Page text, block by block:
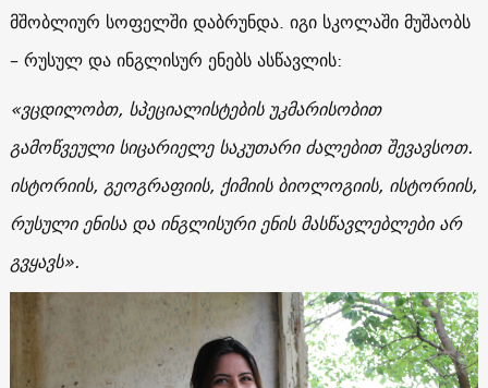
მშობლიურ სოფელში დაბრუნდა. იგი სკოლაში მუშაობს
– რუსულ და ინგლისურ ენებს ასწავლის:
«ვცდილობთ, სპეციალისტების უკმარისობით
გამოწვეული სიცარიელე საკუთარი ძალებით შევავსოთ.
ისტორიის, გეოგრაფიის, ქიმიის ბიოლოგიის, ისტორიის,
რუსული ენისა და ინგლისური ენის მასწავლებლები არ
გვყავს».